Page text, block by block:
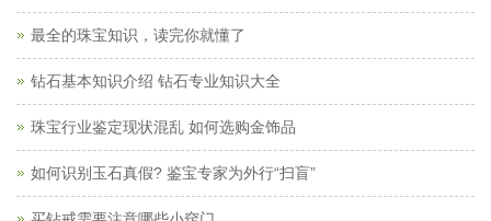
最全的珠宝知识，读完你就懂了
钻石基本知识介绍 钻石专业知识大全
珠宝行业鉴定现状混乱 如何选购金饰品
如何识别玉石真假? 鉴宝专家为外行“扫盲”